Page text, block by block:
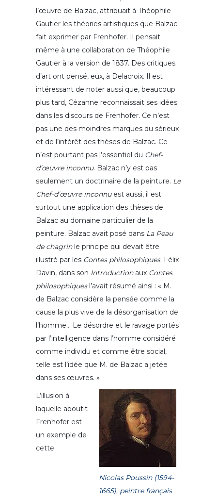
l’œuvre de Balzac, attribuait à Théophile
Gautier les théories artistiques que Balzac
fait exprimer par Frenhofer. Il pensait
même à une collaboration de Théophile
Gautier à la version de 1837. Des critiques
d’art ont pensé, eux, à Delacroix. Il est
intéressant de noter aussi que, beaucoup
plus tard, Cézanne reconnaissait ses idées
dans les discours de Frenhofer. Ce n’est
pas une des moindres marques du sérieux
et de l’intérêt des thèses de Balzac. Ce
n’est pourtant pas l’essentiel du Chef-
d’œuvre inconnu. Balzac n’y est pas
seulement un doctrinaire de la peinture. Le
Chef-d’œuvre inconnuest aussi, il est
surtout une application des thèses de
Balzac au domaine particulier de la
peinture. Balzac avait posé dans La Peau
de chagrinle principe qui devait être
illustré par les Contes philosophiques. Félix
Davin, dans son Introductionaux Contes
philosophiquesl’avait résumé ainsi : « M.
de Balzac considère la pensée comme la
cause la plus vive de la désorganisation de
l’homme… Le désordre et le ravage portés
par l’intelligence dans l’homme considéré
comme individu et comme être social,
telle est l’idée que M. de Balzac a jetée
dans ses œuvres. »
Nicolas Poussin (1594-
1665), peintre français
L’illusion à
laquelle aboutit
Frenhofer est
un exemple de
cette